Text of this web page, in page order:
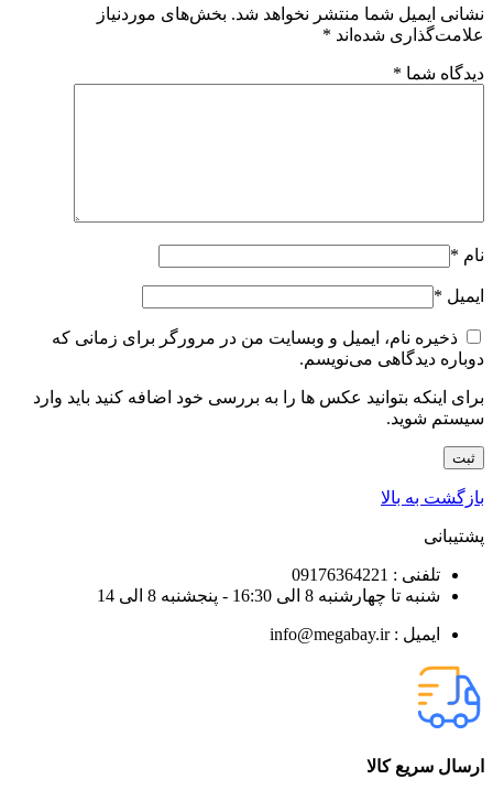
نشانی ایمیل شما منتشر نخواهد شد. بخش‌های موردنیاز
علامت‌گذاری شده‌اند *
دیدگاه شما *
نام *
ایمیل *
ذخیره نام، ایمیل و وبسایت من در مرورگر برای زمانی که
دوباره دیدگاهی می‌نویسم.
برای اینکه بتوانید عکس ها را به بررسی خود اضافه کنید باید وارد
سیستم شوید.
بازگشت به بالا
پشتیبانی
تلفنی : 09176364221
شنبه تا چهارشنبه 8 الی 16:30 - پنجشنبه 8 الی 14
ایمیل : info@megabay.ir
ارسال سریع کالا